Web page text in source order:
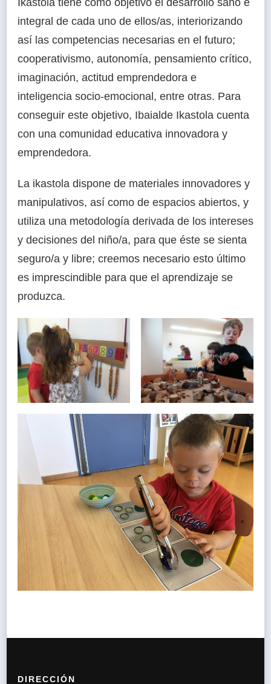
Ikastola tiene como objetivo el desarrollo sano e
integral de cada uno de ellos/as, interiorizando
así las competencias necesarias en el futuro;
cooperativismo, autonomía, pensamiento crítico,
imaginación, actitud emprendedora e
inteligencia socio-emocional, entre otras. Para
conseguir este objetivo, Ibaialde Ikastola cuenta
con una comunidad educativa innovadora y
emprendedora.
La ikastola dispone de materiales innovadores y
manipulativos, así como de espacios abiertos, y
utiliza una metodología derivada de los intereses
y decisiones del niño/a, para que éste se sienta
seguro/a y libre; creemos necesario esto último
es imprescindible para que el aprendizaje se
produzca.
DIRECCIÓN